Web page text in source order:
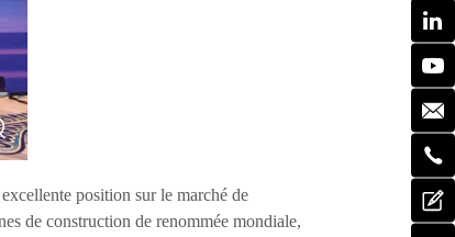
position sur le marché de
de construction de renommée mondiale,